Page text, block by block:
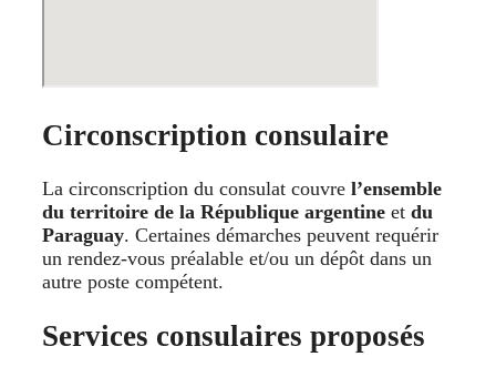
Circonscription consulaire
La circonscription du consulat couvre l’ensemble
du territoire de la République argentine et du
Paraguay. Certaines démarches peuvent requérir
un rendez-vous préalable et/ou un dépôt dans un
autre poste compétent.
Services consulaires proposés